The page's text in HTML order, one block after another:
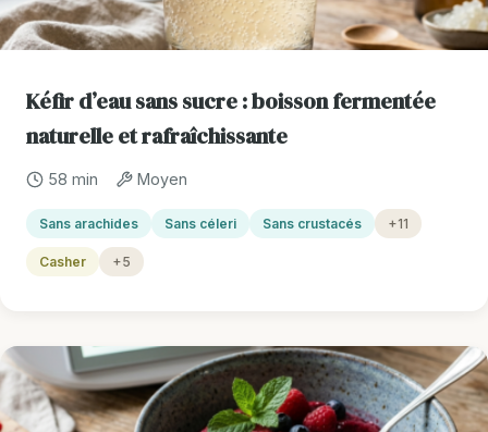
Kéfir d’eau sans sucre : boisson fermentée
naturelle et rafraîchissante
58 min Moyen
Sans arachides Sans céleri Sans crustacés +11
Casher +5